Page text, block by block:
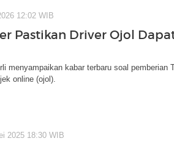
12:02 WIB
Pastikan Driver Ojol
menyampaikan kabar terbaru soal pemberian
online (ojol).
2025 18:30 WIB